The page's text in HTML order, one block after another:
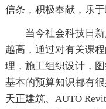
信条，积极奉献，乐于
当今社会科技日
越高，通过对有关课
理，施工组织设计，
基本的预算知识都有
天正建筑、AUTO